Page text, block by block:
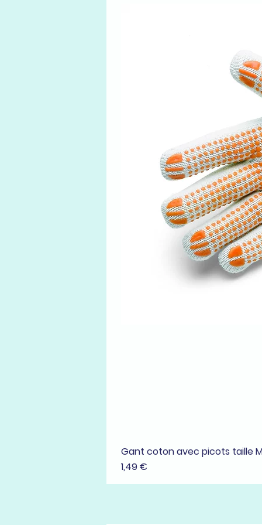
Gant coton avec picots taille
Prix
1,49 €